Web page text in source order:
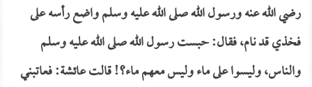
رضي الله عنه ورسول الله صلى الله عليه وسلم واضع رأسه على
فخذي قد نام، فقال: حبست رسول الله صلى الله عليه وسلم
والناس، وليسوا على ماء وليس معهم ماء؟! قالت عائشة: فعاتبني